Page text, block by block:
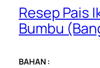
Resep Pais
Bumbu
BAHAN :